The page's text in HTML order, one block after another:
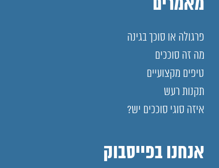
מאמרים
פרגולה או סוכך בגינה
מה זה סוככים
טיפים מקצועיים
תקנות רעש
איזה סוגי סוככים יש?
אנחנו בפייסבוק